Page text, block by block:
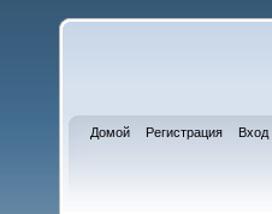
Домой Регистрация Вход